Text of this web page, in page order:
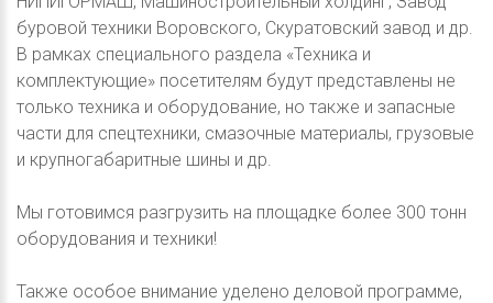
буровой техники Воровского, Скуратовский завод и др.
В рамках специального раздела «Техника и
комплектующие» посетителям будут представлены не
только техника и оборудование, но также и запасные
части для спецтехники, смазочные материалы, грузовые
и крупногабаритные шины и др.
Мы готовимся разгрузить на площадке более 300 тонн
оборудования и техники!
Также особое внимание уделено деловой программе,